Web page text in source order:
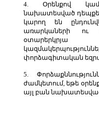
4. Օրենքով կամ
նախատեսված
կարող են
առարկաների ու
օտարերկրյա
փորձագիտական
5.
ժամկետում, եթե
այլ բան